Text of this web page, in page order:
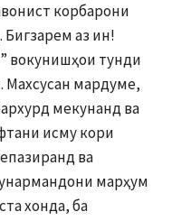
корбарони
Бигзарем аз ин!
вокунишҳои тунди
Махсусан мардуме,
мекунанд ва
исму кори
ва
марҳум
хонда, ба